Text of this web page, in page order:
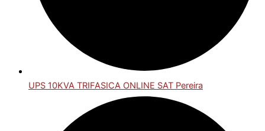
UPS 10KVA TRIFASICA ONLINE SAT Pereira